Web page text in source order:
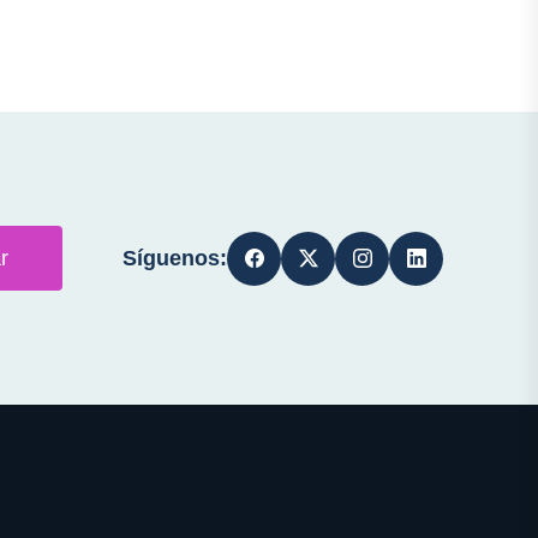
Síguenos: